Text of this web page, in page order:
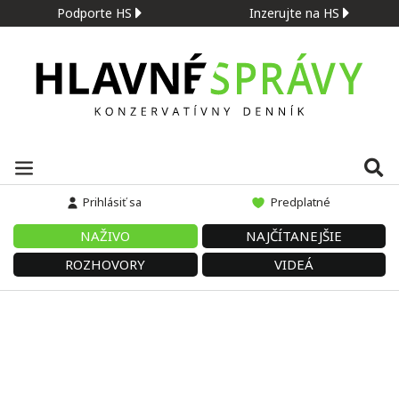
Podporte HS Inzerujte na HS
Prihlásiť sa Predplatné
NAŽIVO
NAJČÍTANEJŠIE
ROZHOVORY
VIDEÁ